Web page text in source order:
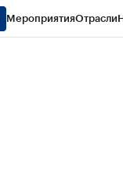
МероприятияОтрасли